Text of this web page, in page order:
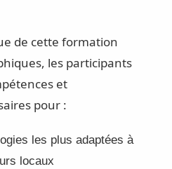
de cette formation
les participants
et
pour :
les plus adaptées à
locaux